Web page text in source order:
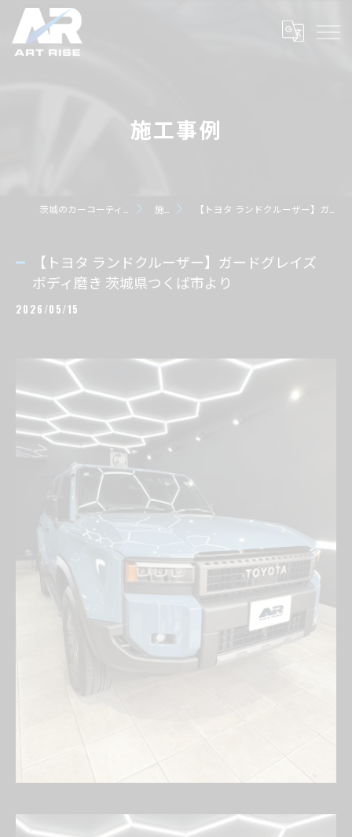
施工事例
施工事例 【トヨタ ランドクルーザー】ガードグレイズ ボディ磨き 茨城県つくば市より
【トヨタ ランドクルーザー】ガードグレイズ
ボディ磨き 茨城県つくば市より
2026/05/15